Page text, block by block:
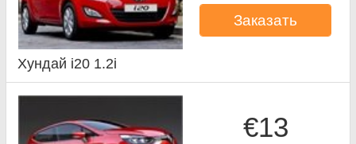
Заказать
Хундай i20 1.2i
€13